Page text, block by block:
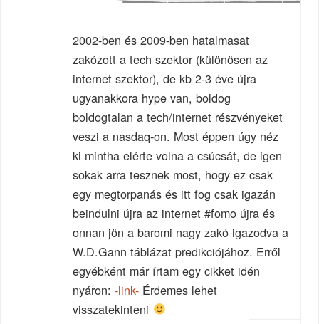
2002-ben és 2009-ben hatalmasat
zakózott a tech szektor (különösen az
internet szektor), de kb 2-3 éve újra
ugyanakkora hype van, boldog
boldogtalan a tech/internet részvényeket
veszi a nasdaq-on. Most éppen úgy néz
ki mintha elérte volna a csúcsát, de igen
sokak arra tesznek most, hogy ez csak
egy megtorpanás és itt fog csak igazán
beindulni újra az internet #fomo újra és
onnan jön a baromi nagy zakó igazodva a
W.D.Gann táblázat predikciójához. Erről
egyébként már írtam egy cikket idén
nyáron:-link- Érdemes lehet
visszatekinteni